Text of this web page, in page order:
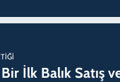
İlk Balık Satış